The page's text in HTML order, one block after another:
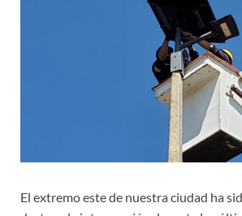
El extremo este de nuestra ciudad ha